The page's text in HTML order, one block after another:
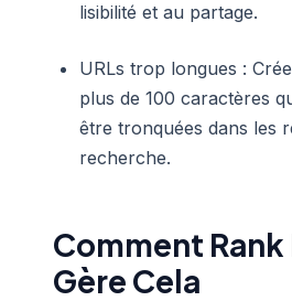
lisibilité et au partage.
URLs trop longues :
plus de 100 caractères
être tronquées dans les
recherche.
Comment Rank
Gère Cela